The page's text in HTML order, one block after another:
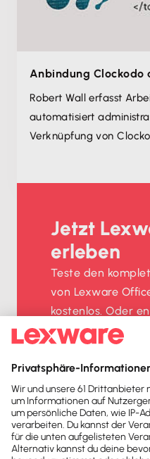
Anbindung Clockodo
Robert Wall erfasst
automatisiert
Verknüpfung von
Jetzt
erleben
Teste den
von Lexware
kostenlos. Oder
für deine
spare beim
Aktionsrabatt.
30 Tage
Der Test
Kostenloser